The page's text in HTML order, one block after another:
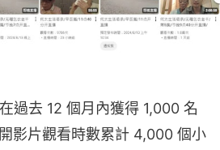
過去 12 個月內獲得 1,000 名
影片觀看時數累計 4,000 個小